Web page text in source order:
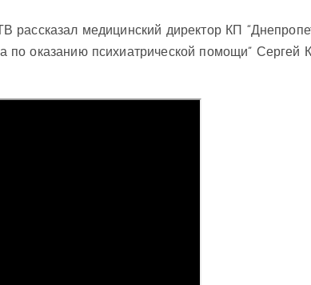
рассказал медицинский директор КП
по оказанию психиатрической помощи” Сергей